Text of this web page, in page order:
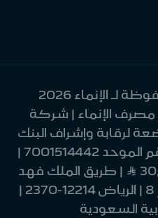
الإنماء 2026
مصرف الإنماء | شركة
لرقابة وإشراف البنك
المركزي السعودي | الرقم الموحد 7001514442 |
رأس مال 30,000,000,000 Ʀ | طريق الملك فهد
9033 | العليا | وحدة رقم 8 | الرياض 12214-2370 |
السعودية